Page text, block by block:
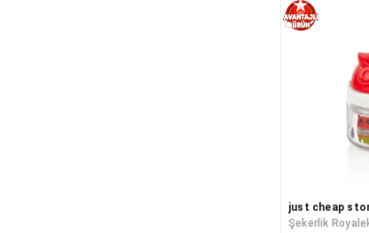
just cheap
Şekerlik